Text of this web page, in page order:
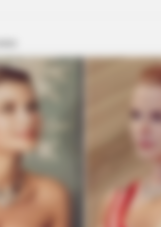
Born Without Limbs And Abandoned
As A Baby Now Inspires Millions